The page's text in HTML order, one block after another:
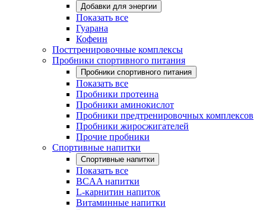
Добавки для энергии
Показать все
Гуарана
Кофеин
Посттренировочные комплексы
Пробники спортивного питания
Пробники спортивного питания
Показать все
Пробники протеина
Пробники аминокислот
Пробники предтренировочных комплексов
Пробники жиросжигателей
Прочие пробники
Спортивные напитки
Спортивные напитки
Показать все
BCAA напитки
L-карнитин напиток
Витаминные напитки